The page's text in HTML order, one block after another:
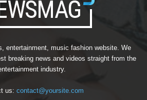
entertainment, music fashion website. We
breaking news and videos straight from the
industry.
us: contact@yoursite.com